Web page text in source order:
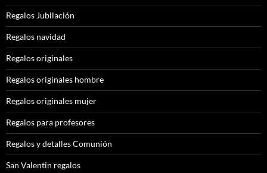
Regalos Jubilación
Regalos navidad
Regalos originales
Regalos originales hombre
Regalos originales mujer
Regalos para profesores
Regalos y detalles Comunión
San Valentin regalos